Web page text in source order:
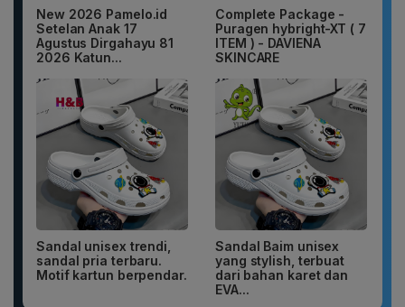
New 2026 Pamelo.id
Setelan Anak 17
Agustus Dirgahayu 81
2026 Katun...
Complete Package -
Puragen hybright-XT ( 7
ITEM ) - DAVIENA
SKINCARE
Sandal unisex trendi,
sandal pria terbaru.
Motif kartun berpendar.
Sandal Baim unisex
yang stylish, terbuat
dari bahan karet dan
EVA...